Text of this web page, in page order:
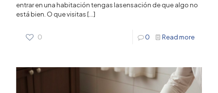
entrar en una habitación tengas lasensación de que algo no
está bien. O que visitas […]
0 0 Read more